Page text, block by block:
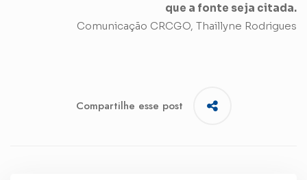
que a fonte seja citada.
Comunicação CRCGO, Thaillyne Rodrigues
Compartilhe esse post